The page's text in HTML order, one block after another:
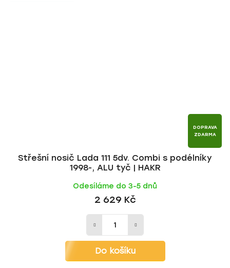
DOPRAVA
ZDARMA
Střešní nosič Lada 111 5dv. Combi s podélníky
1998-, ALU tyč | HAKR
Odesíláme do 3-5 dnů
2 629 Kč
Do košíku